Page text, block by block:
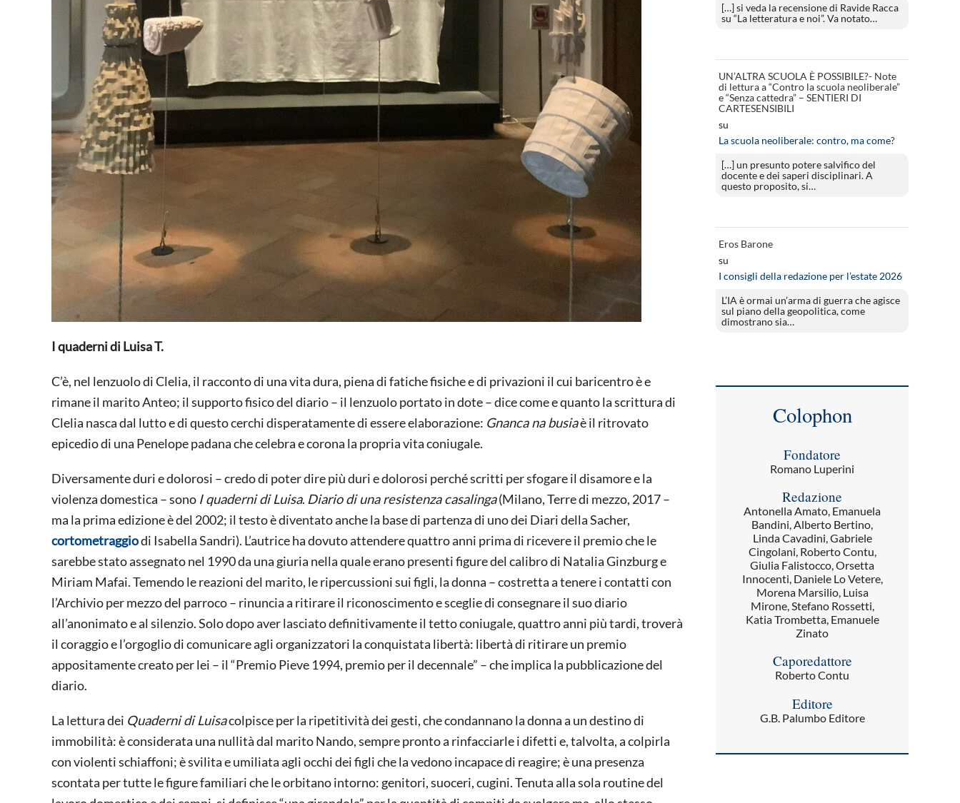
I quaderni di Luisa T.
C’è, nel lenzuolo di Clelia, il racconto di una vita dura, piena di fatiche fisiche e di privazioni il cui baricentro è e
rimane il marito Anteo; il supporto fisico del diario – il lenzuolo portato in dote – dice come e quanto la scrittura di
Clelia nasca dal lutto e di questo cerchi disperatamente di essere elaborazione: Gnanca na busiaè il ritrovato
epicedio di una Penelope padana che celebra e corona la propria vita coniugale.
Diversamente duri e dolorosi – credo di poter dire più duri e dolorosi perché scritti per sfogare il disamore e la
violenza domestica – sono I quaderni di Luisa. Diario di una resistenza casalinga(Milano, Terre di mezzo, 2017 –
ma la prima edizione è del 2002; il testo è diventato anche la base di partenza di uno dei Diari della Sacher,
cortometraggiodi Isabella Sandri). L’autrice ha dovuto attendere quattro anni prima di ricevere il premio che le
sarebbe stato assegnato nel 1990 da una giuria nella quale erano presenti figure del calibro di Natalia Ginzburg e
Miriam Mafai. Temendo le reazioni del marito, le ripercussioni sui figli, la donna – costretta a tenere i contatti con
l’Archivio per mezzo del parroco – rinuncia a ritirare il riconoscimento e sceglie di consegnare il suo diario
all’anonimato e al silenzio. Solo dopo aver lasciato definitivamente il tetto coniugale, quattro anni più tardi, troverà
il coraggio e l’orgoglio di comunicare agli organizzatori la conquistata libertà: libertà di ritirare un premio
appositamente creato per lei – il “Premio Pieve 1994, premio per il decennale” – che implica la pubblicazione del
diario.
La lettura dei Quaderni di Luisacolpisce per la ripetitività dei gesti, che condannano la donna a un destino di
immobilità: è considerata una nullità dal marito Nando, sempre pronto a rinfacciarle i difetti e, talvolta, a colpirla
con violenti schiaffoni; è svilita e umiliata agli occhi dei figli che la vedono incapace di reagire; è una presenza
scontata per tutte le figure familiari che le orbitano intorno: genitori, suoceri, cugini. Tenuta alla sola routine del
[…] si veda la recensione di Ravide Racca
su “La letteratura e noi”. Va notato…
UN’ALTRA SCUOLA È POSSIBILE?- Note
di lettura a “Contro la scuola neoliberale”
e “Senza cattedra” – SENTIERI DI
CARTESENSIBILI
su
La scuola neoliberale: contro, ma come?
[…] un presunto potere salvifico del
docente e dei saperi disciplinari. A
questo proposito, si…
Eros Barone
su
I consigli della redazione per l’estate 2026
L’IA è ormai un’arma di guerra che agisce
sul piano della geopolitica, come
dimostrano sia…
Colophon
Fondatore
Romano Luperini
Redazione
Antonella Amato, Emanuela
Bandini, Alberto Bertino,
Linda Cavadini, Gabriele
Cingolani, Roberto Contu,
Giulia Falistocco, Orsetta
Innocenti, Daniele Lo Vetere,
Morena Marsilio, Luisa
Mirone, Stefano Rossetti,
Katia Trombetta, Emanuele
Zinato
Caporedattore
Roberto Contu
Editore
G.B. Palumbo Editore